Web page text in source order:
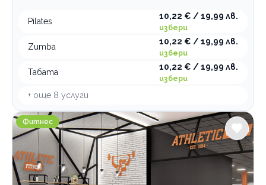
Pilates
10,22 € / 19,99 лв.
избери
Zumba
10,22 € / 19,99 лв.
избери
Табата
10,22 € / 19,99 лв.
избери
+ още 8 услуги
Атлетик Панаир Пловдив
Фитнес